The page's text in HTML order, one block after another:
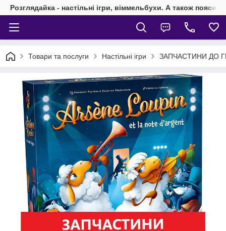
Розглядайка - настільні ігри, віммельбухи. А також пояси
Товари та послуги Настільні ігри ЗАПЧАСТИНИ ДО